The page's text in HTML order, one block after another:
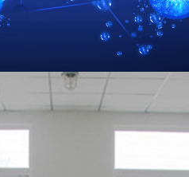
视频管理
走近超达
公司简介
联系我们